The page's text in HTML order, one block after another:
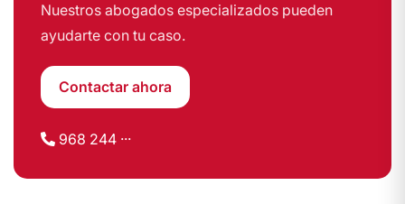
Nuestros abogados especializados pueden
ayudarte con tu caso.
Contactar ahora
968 244 ···